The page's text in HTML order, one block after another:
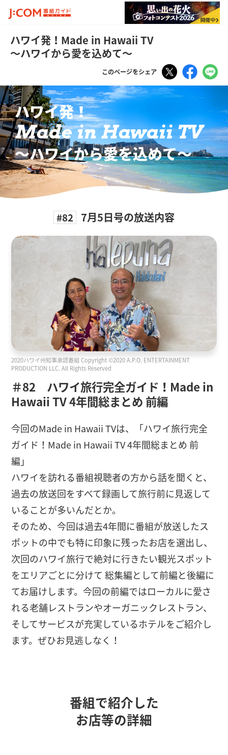
ハワイ発！Made in Hawaii TV
～ハワイから愛を込めて～
このページをシェア Tweet
ハワイ発！
Made in Hawaii TV
〜ハワイから愛を込めて〜
#82 7月5日号の放送内容
2020ハワイ州知事承認番組 Copyright ©2020 A.P.O. ENTERTAINMENT
PRODUCTION LLC. All Rights Reserved
＃82 ハワイ旅行完全ガイド！Made in
Hawaii TV 4年間総まとめ 前編
今回のMade in Hawaii TVは、「ハワイ旅行完全
ガイド！Made in Hawaii TV 4年間総まとめ 前
編」
ハワイを訪れる番組視聴者の方から話を聞くと、
過去の放送回をすべて録画して旅行前に見返して
いることが多いんだとか。
そのため、今回は過去4年間に番組が放送したス
ポットの中でも特に印象に残ったお店を選出し、
次回のハワイ旅行で絶対に行きたい観光スポット
をエリアごとに分けて 総集編として前編と後編に
てお届けします。今回の前編ではローカルに愛さ
れる老舗レストランやオーガニックレストラン、
そしてサービスが充実しているホテルをご紹介し
ます。ぜひお見逃しなく！
番組で紹介した
お店等の詳細